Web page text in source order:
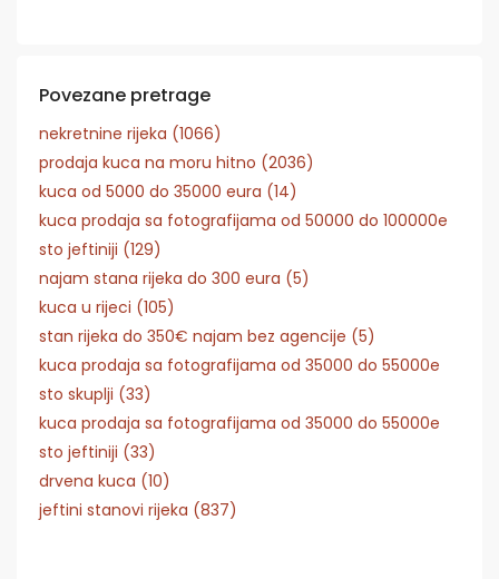
Povezane pretrage
nekretnine rijeka (1066)
prodaja kuca na moru hitno (2036)
kuca od 5000 do 35000 eura (14)
kuca prodaja sa fotografijama od 50000 do 100000e
sto jeftiniji (129)
najam stana rijeka do 300 eura (5)
kuca u rijeci (105)
stan rijeka do 350€ najam bez agencije (5)
kuca prodaja sa fotografijama od 35000 do 55000e
sto skuplji (33)
kuca prodaja sa fotografijama od 35000 do 55000e
sto jeftiniji (33)
drvena kuca (10)
jeftini stanovi rijeka (837)